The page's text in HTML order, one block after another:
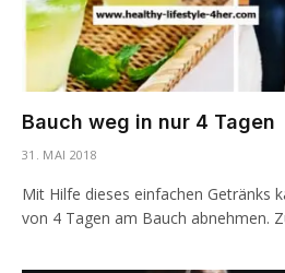
Bauch weg in nur 4 Tagen
31. MAI 2018
Mit Hilfe dieses einfachen Getränks
von 4 Tagen am Bauch abnehmen.